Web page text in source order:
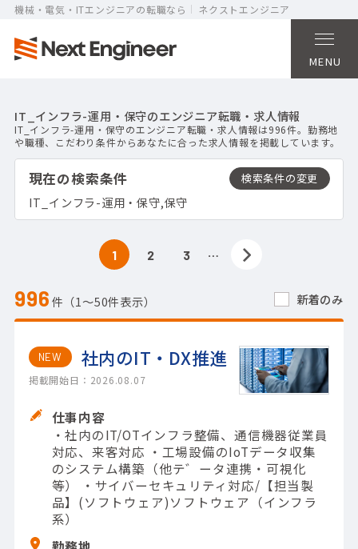
機械・電気・ITエンジニアの転職なら ネクストエンジニア
MENU
IT_インフラ-運用・保守のエンジニア転職・求人情報
IT_インフラ-運用・保守のエンジニア転職・求人情報は996件。勤務地
や職種、こだわり条件からあなたに合った求人情報を掲載しています。
現在の検索条件
IT_インフラ-運用・保守,保守
996件（1〜50件表示） 新着のみ
1 2 3 …
NEW 社内のIT・DX推進
掲載開始日：2026.08.07
仕事内容
・社内のIT/OTインフラ整備、通信機器従業員
対応、来客対応 ・工場設備のIoTデータ収集
のシステム構築（他テ゛ータ連携・可視化
等） ・サイバーセキュリティ対応/【担当製
品】(ソフトウェア)ソフトウェア（インフラ
系）